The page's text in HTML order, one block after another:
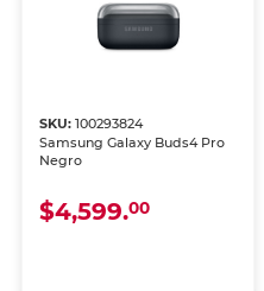
SKU:100293824
Samsung Galaxy Buds4 Pro
Negro
$4,599.00